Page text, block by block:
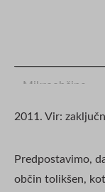
Mikroobčine
Majhne občine
Srednje velike
občine
2011. Vir:
Predpostavimo,
občin tolikšen,